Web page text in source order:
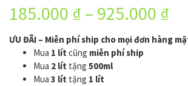
185.000 ₫– 925.000 ₫
ƯU ĐÃI – Miễn phí ship cho mọi đơn hàng
Mua 1 lít cũng miễn phí ship
Mua 2 lít tặng 500ml
Mua 3 lít tặng 1 lít